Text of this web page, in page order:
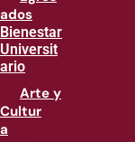
ados
Bienestar
Universit
ario
Arte y
Cultur
a